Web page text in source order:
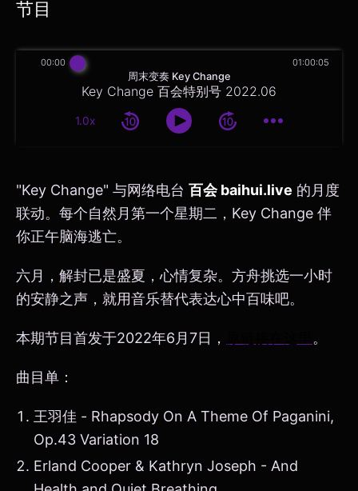
节目
周末变奏 Key Change
Key Change 百会特别号 2022.06
1.0x
00:00 01:00:05
"Key Change" 与网络电台 百会 baihui.live 的月度
联动。每个自然月第一个星期二，Key Change 伴
你正午脑海逃亡。
六月，解封已是盛夏，心情复杂。方舟挑选一小时
的安静之声，就用音乐替代表达心中百味吧。
本期节目首发于2022年6月7日， 。
曲目单：
王羽佳 - Rhapsody On A Theme Of Paganini,
Op.43 Variation 18
Erland Cooper & Kathryn Joseph - And